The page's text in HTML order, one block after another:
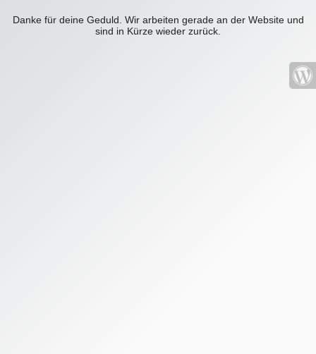
Danke für deine Geduld. Wir arbeiten gerade an der Website und
sind in Kürze wieder zurück.